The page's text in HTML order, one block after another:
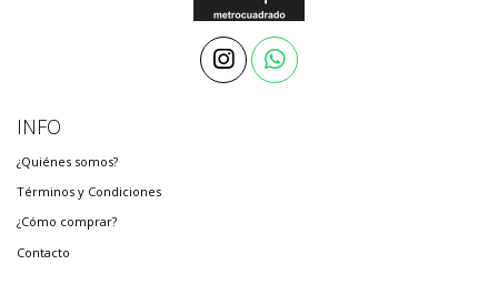
INFO
¿Quiénes somos?
Términos y Condiciones
¿Cómo comprar?
Contacto